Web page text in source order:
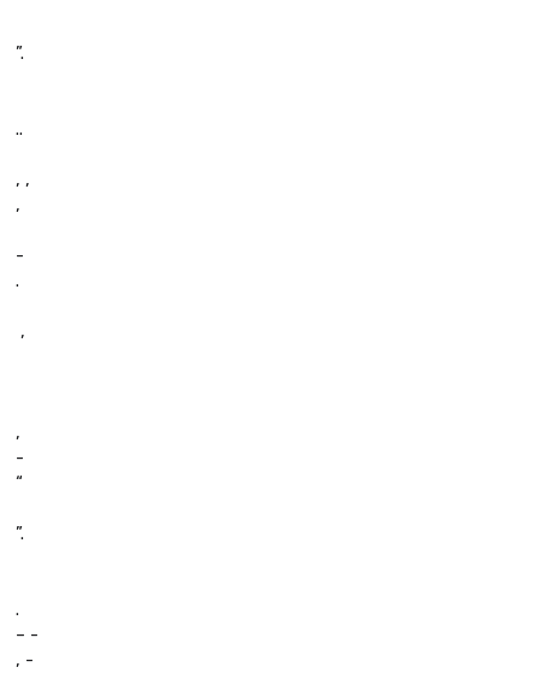
”.
..
, ,
,
-
.  
 , 
,
-
“
”.
.
– -
, -